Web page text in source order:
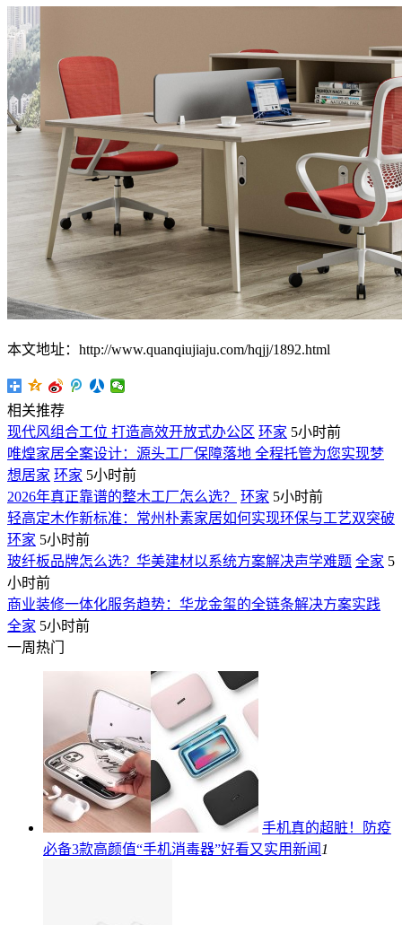
本文地址：http://www.quanqiujiaju.com/hqjj/1892.html
相关推荐
现代风组合工位 打造高效开放式办公区 环家 5小时前
唯煌家居全案设计：源头工厂保障落地 全程托管为您实现梦
想居家 环家 5小时前
2026年真正靠谱的整木工厂怎么选？
环家 5小时前
轻高定木作新标准：常州朴素家居如何实现环保与工艺双突破
环家 5小时前
玻纤板品牌怎么选？华美建材以系统方案解决声学难题 全家 5
小时前
商业装修一体化服务趋势：华龙金玺的全链条解决方案实践
全家 5小时前
一周热门
手机真的超脏！防疫
必备3款高颜值“手机消毒器”好看又实用新闻1